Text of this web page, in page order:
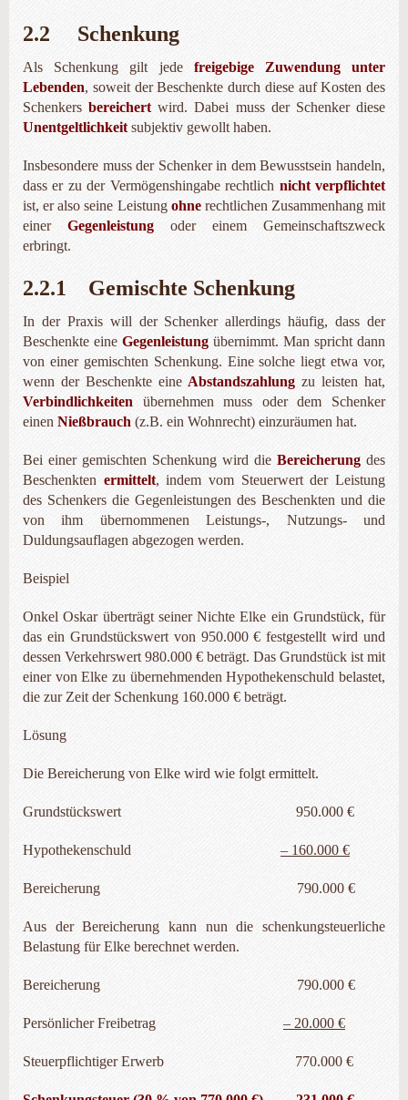
2.2 Schenkung
Als Schenkung gilt jede freigebige Zuwendung unter
Lebenden, soweit der Beschenkte durch diese auf Kosten des
Schenkersbereichert wird. Dabei muss der Schenker diese
Unentgeltlichkeit subjektiv gewollt haben.
Insbesondere muss der Schenker in dem Bewusstsein handeln,
dass er zu der Vermögenshingabe rechtlich nicht verpflichtet
ist, er also seine Leistung ohnerechtlichen Zusammenhang mit
einer Gegenleistung oder einem Gemeinschaftszweck
erbringt.
2.2.1 Gemischte Schenkung
In der Praxis will der Schenker allerdings häufig, dass der
Beschenkte eine Gegenleistung übernimmt. Man spricht dann
von einer gemischten Schenkung. Eine solche liegt etwa vor,
wenn der Beschenkte eine Abstandszahlung zu leisten hat,
Verbindlichkeiten über­nehmen muss oder dem Schenker
einen Nießbrauch (z.B. ein Wohnrecht) einzuräumen hat.
Bei einer gemischten Schenkung wird die Bereicherung des
Beschenkten ermittelt, indem vom Steuerwert der Leistung
des Schenkers die Gegenleistungen des Beschenkten und die
von ihm übernommenen Leistungs-, Nutzungs- und
Duldungsauflagen abgezogen werden.
Beispiel
Onkel Oskar überträgt seiner Nichte Elke ein Grundstück, für
das ein Grundstückswert von 950.000 € festgestellt wird und
dessen Verkehrswert 980.000 € beträgt. Das Grundstück ist mit
einer von Elke zu übernehmenden Hypothekenschuld belastet,
die zur Zeit der Schenkung 160.000 € beträgt.
Lösung
Die Bereicherung von Elke wird wie folgt ermittelt.
Grundstückswert 950.000 €
Hypothekenschuld– 160.000 €
Bereicherung 790.000 €
Aus der Bereicherung kann nun die schenkungsteuerliche
Belastung für Elke berechnet werden.
Bereicherung 790.000 €
Persönlicher Freibetrag– 20.000 €
Steuerpflichtiger Erwerb 770.000 €